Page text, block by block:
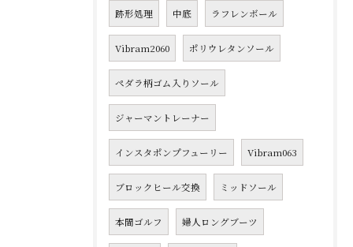
跡形処理 中底 ラフレンボール
Vibram2060 ポリウレタンソール
ペダラ柄ゴム入りソール
ジャーマントレーナー
インスタポンプフューリー Vibram063
ブロックヒール交換 ミッドソール
本間ゴルフ 婦人ロングブーツ